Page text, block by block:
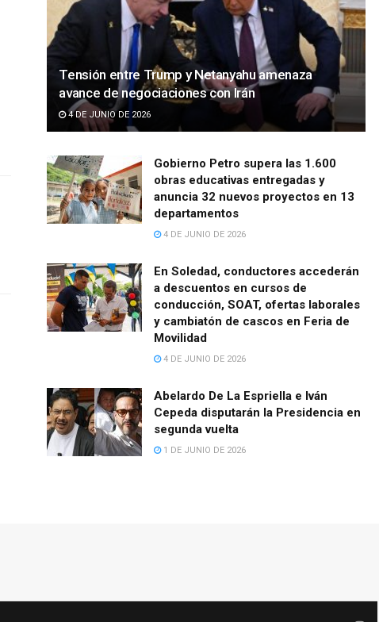
Tensión entre Trump y Netanyahu amenaza
avance de negociaciones con Irán
4 DE JUNIO DE 2026
Gobierno Petro supera las 1.600
obras educativas entregadas y
anuncia 32 nuevos proyectos en 13
departamentos
4 DE JUNIO DE 2026
En Soledad, conductores accederán
a descuentos en cursos de
conducción, SOAT, ofertas laborales
y cambiatón de cascos en Feria de
Movilidad
4 DE JUNIO DE 2026
Abelardo De La Espriella e Iván
Cepeda disputarán la Presidencia en
segunda vuelta
1 DE JUNIO DE 2026